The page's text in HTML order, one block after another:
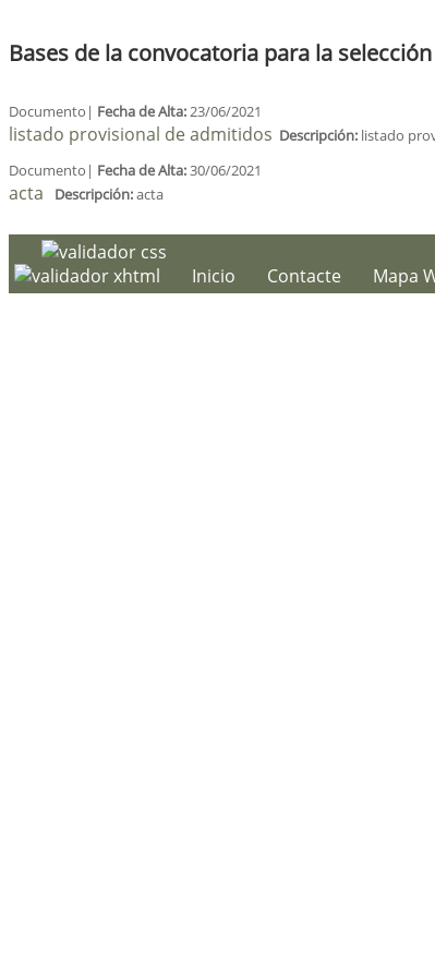
Bases de la convocatoria para la
Documento| Fecha de Alta:23/06/2021
listado provisional de admitidos Descripción: listado
Documento| Fecha de Alta:30/06/2021
acta Descripción:acta
Inicio Contacte Mapa